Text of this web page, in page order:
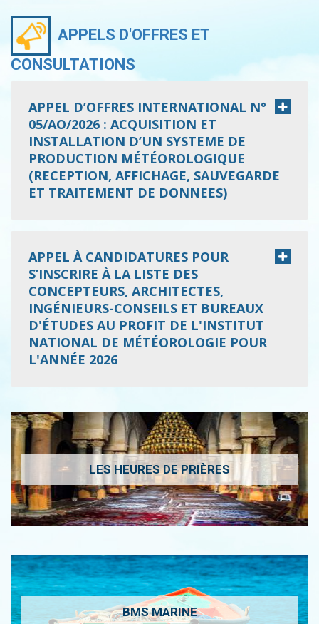
APPELS D'OFFRES ET
CONSULTATIONS
APPEL D’OFFRES INTERNATIONAL N°
05/AO/2026 : ACQUISITION ET
INSTALLATION D’UN SYSTEME DE
PRODUCTION MÉTÉOROLOGIQUE
(RECEPTION, AFFICHAGE, SAUVEGARDE
ET TRAITEMENT DE DONNEES)
APPEL À CANDIDATURES POUR
S’INSCRIRE À LA LISTE DES
CONCEPTEURS, ARCHITECTES,
INGÉNIEURS-CONSEILS ET BUREAUX
D'ÉTUDES AU PROFIT DE L'INSTITUT
NATIONAL DE MÉTÉOROLOGIE POUR
L'ANNÉE 2026
LES HEURES DE PRIÈRES
BMS MARINE